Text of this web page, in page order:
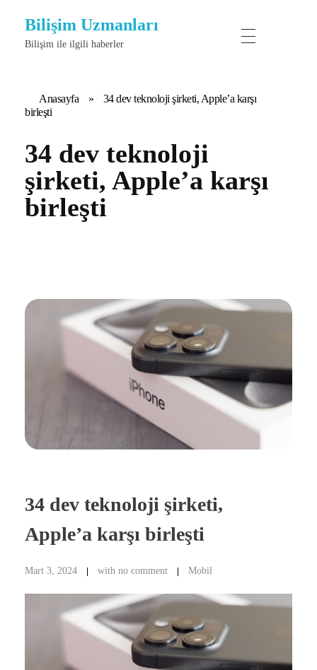
Bilişim Uzmanları
Bilişim ile ilgili haberler
Anasayfa »
34 dev teknoloji şirketi, Apple’a karşı
birleşti
34 dev teknoloji
şirketi, Apple’a karşı
birleşti
34 dev teknoloji şirketi,
Apple’a karşı birleşti
Mart 3, 2024 with no comment Mobil